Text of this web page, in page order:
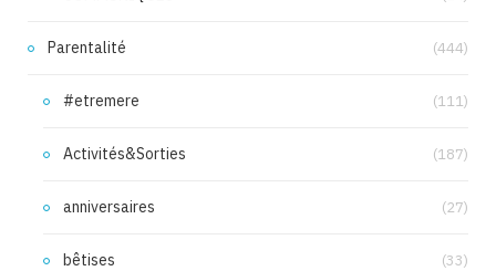
Parentalité (444)
#etremere (111)
Activités&Sorties (187)
anniversaires (27)
bêtises (33)